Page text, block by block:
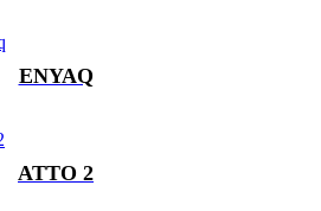
ENYAQ
ATTO 2